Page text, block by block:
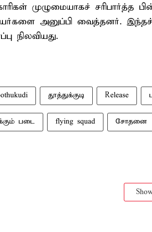
முழுமையாகச் சரிபார்த்த
அனுப்பி வைத்தனர். இந்தச்
நிலவியது.
தூத்துக்குடி Release
படை flying squad சோதனை